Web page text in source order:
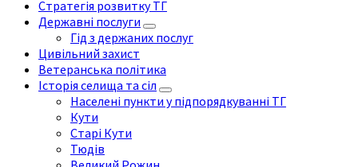
Стратегія розвитку ТГ
Державні послуги
Гід з держаних послуг
Цивільний захист
Ветеранська політика
Історія селища та сіл
Населені пункти у підпорядкуванні ТГ
Кути
Старі Кути
Тюдів